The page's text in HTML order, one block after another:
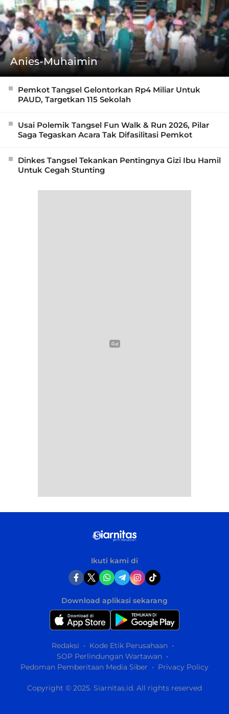
Anies-Muhaimin
Pemkot Tangsel Gelontorkan Rp4 Miliar Untuk
PAUD, Targetkan 115 Sekolah
Usai Polemik Tangsel Fun Walk & Run 2026, Pilar
Saga Tegaskan Acara Tak Difasilitasi Pemkot
Dinkes Tangsel Tekankan Pentingnya Gizi Ibu Hamil
Untuk Cegah Stunting
Ikuti kami di
Download aplikasi sekarang
Redaksi
Kode Etik Perusahaan
SOP Perlindungan Wartawan
Pedoman Pemberitaan Media Siber
Privacy Policy
Copyright © 2025. Siarnitas.id. All rights reserved